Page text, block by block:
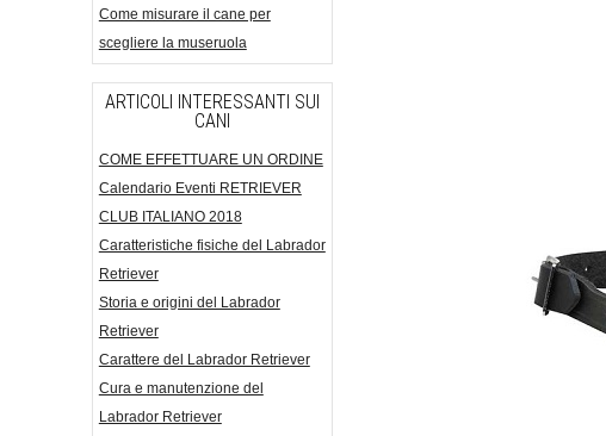
Come misurare il cane per
scegliere la museruola
ARTICOLI INTERESSANTI SUI
CANI
COME EFFETTUARE UN ORDINE
Calendario Eventi RETRIEVER
CLUB ITALIANO 2018
Caratteristiche fisiche del Labrador
Retriever
Storia e origini del Labrador
Retriever
Carattere del Labrador Retriever
Cura e manutenzione del
Labrador Retriever